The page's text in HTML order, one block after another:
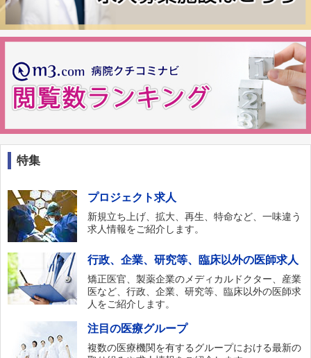
特集
プロジェクト求人
新規立ち上げ、拡大、再生、特命など、一味違う
求人情報をご紹介します。
行政、企業、研究等、臨床以外の医師求人
矯正医官、製薬企業のメディカルドクター、産業
医など、行政、企業、研究等、臨床以外の医師求
人をご紹介します。
注目の医療グループ
複数の医療機関を有するグループにおける最新の